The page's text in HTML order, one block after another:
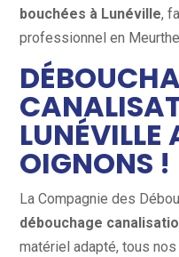
bouchées à Lunéville,
professionnel en
LUNÉVILLE
OIGNONS !
La Compagnie des
débouchage
matériel adapté, tous